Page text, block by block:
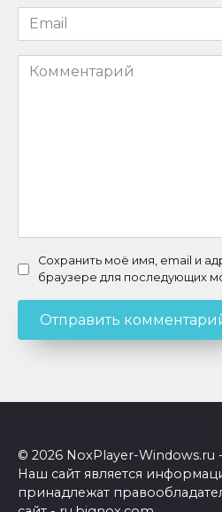
Email
*
Комментарий
Сохранить моё имя, email и
браузере для последующих
© 2026 NoxPlayer-
Наш сайт является
принадлежат